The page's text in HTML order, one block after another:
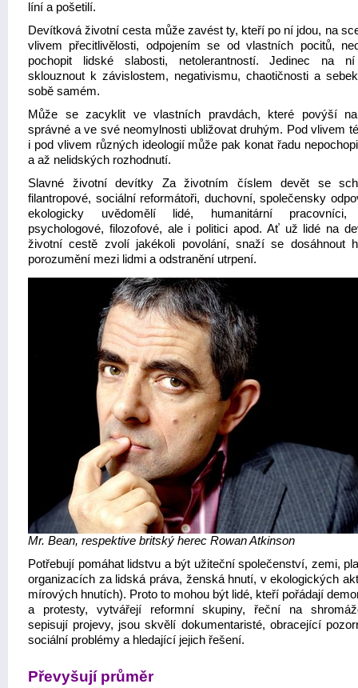
líní a pošetilí.
Devítková životní cesta může zavést ty, kteří po ní jdou, na
vlivem přecitlivělosti, odpojením se od vlastních pocitů,
pochopit lidské slabosti, netolerantností. Jedinec na
sklouznout k závislostem, negativismu, chaotičnosti a
sobě samém.
Může se zacyklit ve vlastních pravdách, které povýší
správné a ve své neomylnosti ubližovat druhým. Pod vlivem
i pod vlivem různých ideologií může pak konat řadu
a až nelidských rozhodnutí.
Slavné životní devítky Za životním číslem devět se
filantropové, sociální reformátoři, duchovní, společensky
ekologicky uvědomělí lidé, humanitární pracovníci,
psychologové, filozofové, ale i politici apod. Ať už lidé na
životní cestě zvolí jakékoli povolání, snaží se dosáhnout
porozumění mezi lidmi a odstranění utrpení.
Mr. Bean, respektive britský herec Rowan Atkinson
Potřebují pomáhat lidstvu a být užiteční společenství, zemi,
organizacích za lidská práva, ženská hnutí, v ekologických
mírových hnutích). Proto to mohou být lidé, kteří pořádají
a protesty, vytvářejí reformní skupiny, řeční na
sepisují projevy, jsou skvělí dokumentaristé, obracející
sociální problémy a hledající jejich řešení.
Převyšují průměr